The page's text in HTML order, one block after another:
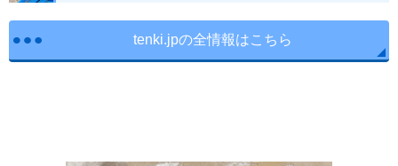
tenki.jpの全情報はこちら